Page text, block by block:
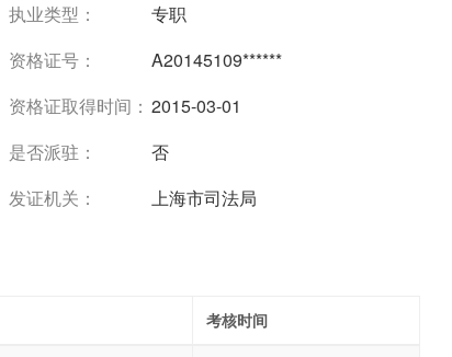
执业类型：
专职
资格证号：
A20145109******
资格证取得时间： 2015-03-01
是否派驻：
否
发证机关： 上海市司法局
考核时间